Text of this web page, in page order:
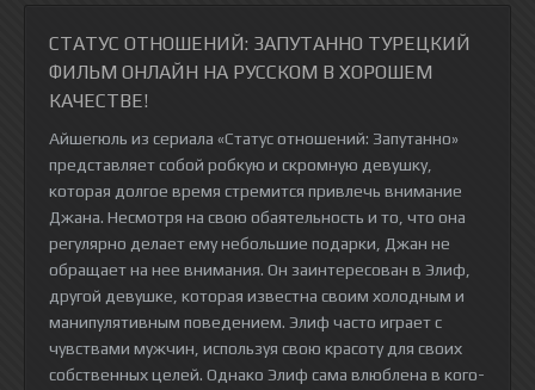
СТАТУС ОТНОШЕНИЙ: ЗАПУТАННО ТУРЕЦКИЙ
ФИЛЬМ ОНЛАЙН НА РУССКОМ В ХОРОШЕМ
КАЧЕСТВЕ!
Айшегюль из сериала «Статус отношений: Запутанно»
представляет собой робкую и скромную девушку,
которая долгое время стремится привлечь внимание
Джана. Несмотря на свою обаятельность и то, что она
регулярно делает ему небольшие подарки, Джан не
обращает на нее внимания. Он заинтересован в Элиф,
другой девушке, которая известна своим холодным и
манипулятивным поведением. Элиф часто играет с
чувствами мужчин, используя свою красоту для своих
собственных целей. Однако Элиф сама влюблена в кого-